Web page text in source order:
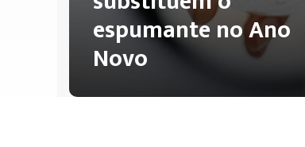
espumante no Ano
Novo